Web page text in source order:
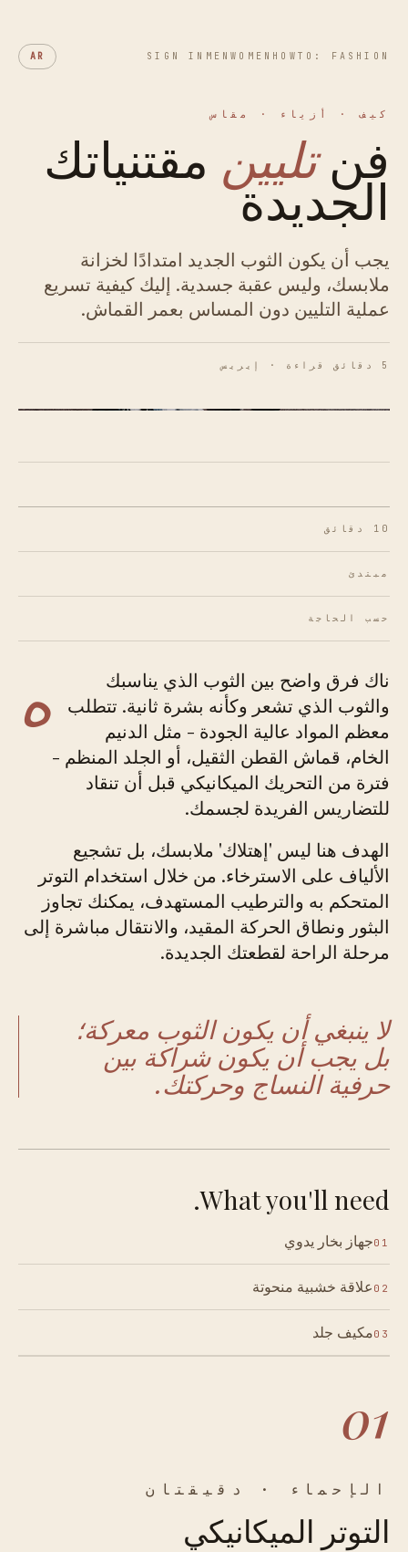
HOWTO: FASHION
WOMEN
MEN
SIGN IN
AR
كيف · أزياء · مقاس
فنتليين مقتنياتك
الجديدة
يجب أن يكون الثوب الجديد امتدادًا لخزانة
ملابسك، وليس عقبة جسدية. إليك كيفية تسريع
عملية التليين دون المساس بعمر القماش.
5 دقائق قراءة · إيريس
10 دقائق
مبتدئ
حسب الحاجة
ه
ناك فرق واضح بين الثوب الذي يناسبك
والثوب الذي تشعر وكأنه بشرة ثانية. تتطلب
معظم المواد عالية الجودة - مثل الدنيم
الخام، قماش القطن الثقيل، أو الجلد المنظم -
فترة من التحريك الميكانيكي قبل أن تنقاد
للتضاريس الفريدة لجسمك.
الهدف هنا ليس 'إهتلاك' ملابسك، بل تشجيع
الألياف على الاسترخاء. من خلال استخدام التوتر
المتحكم به والترطيب المستهدف، يمكنك تجاوز
البثور ونطاق الحركة المقيد، والانتقال مباشرة إلى
مرحلة الراحة لقطعتك الجديدة.
لا ينبغي أن يكون الثوب معركة؛
بل يجب أن يكون شراكة بين
حرفية النساج وحركتك.
What you'll need.
01جهاز بخار يدوي
02 علاقة خشبية منحوتة
03مكيف جلد
01
الإحماء · دقيقتان
التوتر الميكانيكي